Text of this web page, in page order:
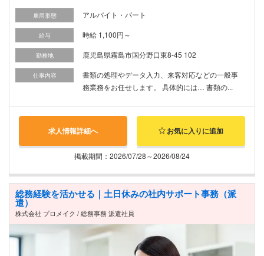
雇用形態 アルバイト・パート
給与 時給 1,100円～
勤務地 鹿児島県霧島市国分野口東8-45 102
仕事内容
書類の処理やデータ入力、来客対応などの一般事
務業務をお任せします。 具体的には… 書類の...
求人情報詳細へ お気に入りに追加
掲載期間：2026/07/28～2026/08/24
総務経験を活かせる｜土日休みの社内サポート事務（派
遣）
株式会社 プロメイク / 総務事務 派遣社員